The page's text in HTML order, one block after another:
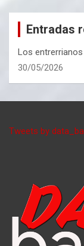
Entradas
Los
30/05/2026
Tweets by